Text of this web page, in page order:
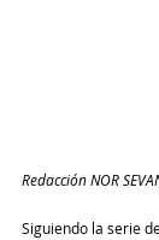
Redacción NOR
Siguiendo la serie